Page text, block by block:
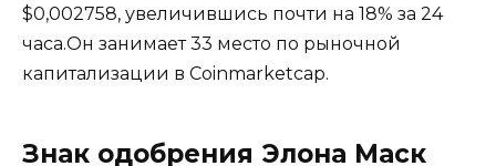
$0,002758, увеличившись почти на 18% за 24
часа.Он занимает 33 место по рыночной
капитализации в Coinmarketcap.
Знак одобрения Элона Маск